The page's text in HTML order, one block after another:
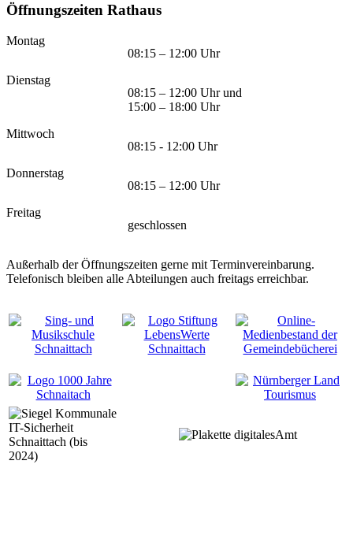
Öffnungszeiten Rathaus
Montag
08:15 – 12:00 Uhr
Dienstag
08:15 – 12:00 Uhr und
15:00 – 18:00 Uhr
Mittwoch
08:15 - 12:00 Uhr
Donnerstag
08:15 – 12:00 Uhr
Freitag
geschlossen
Außerhalb der Öffnungszeiten gerne mit Terminvereinbarung.
Telefonisch bleiben alle Abteilungen auch freitags erreichbar.